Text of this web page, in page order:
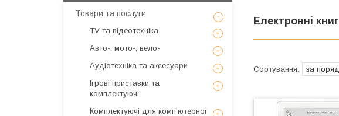
Електронні
Товари та послуги
TV та відеотехніка
Авто-, мото-, вело-
Аудіотехніка та аксесуари
Ігрові приставки та
комплектуючі
Комплектуючі для комп'ютерної